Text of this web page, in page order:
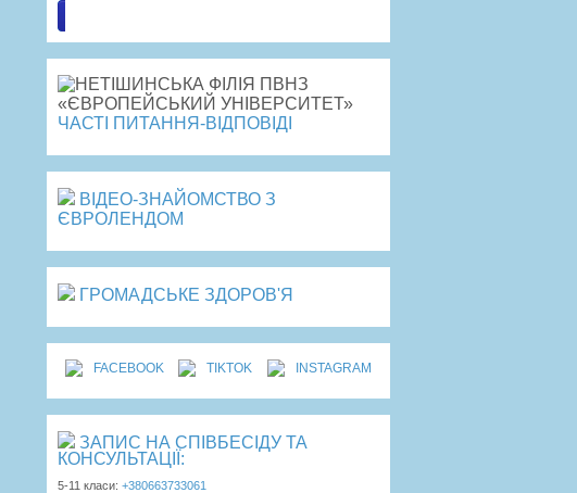
ЧАСТІ ПИТАННЯ-ВІДПОВІДІ
ВІДЕО-ЗНАЙОМСТВО З
ЄВРОЛЕНДОМ
ГРОМАДСЬКЕ ЗДОРОВ'Я
FACEBOOK TIKTOK INSTAGRAM
ЗАПИС НА СПІВБЕСІДУ ТА
КОНСУЛЬТАЦІЇ:
5-11 класи: +380663733061